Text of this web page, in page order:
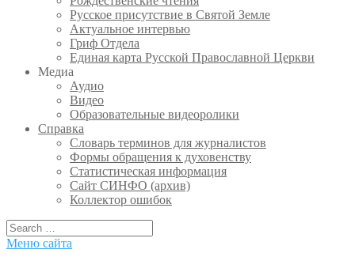
Русское присутствие в Святой Земле
Актуальное интервью
Гриф Отдела
Единая карта Русской Православной Церкви
Медиа
Аудио
Видео
Образовательные видеоролики
Справка
Словарь терминов для журналистов
Формы обращения к духовенству
Статистическая информация
Сайт СИНФО (архив)
Коллектор ошибок
Меню сайта